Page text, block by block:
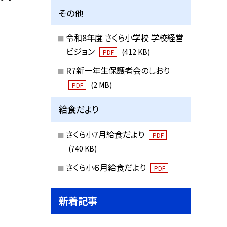
その他
令和8年度 さくら小学校 学校経営
ビジョン
PDF (412 KB)
R7新一年生保護者会のしおり
PDF (2 MB)
給食だより
さくら小7月給食だより PDF
(740 KB)
さくら小６月給食だより PDF
新着記事